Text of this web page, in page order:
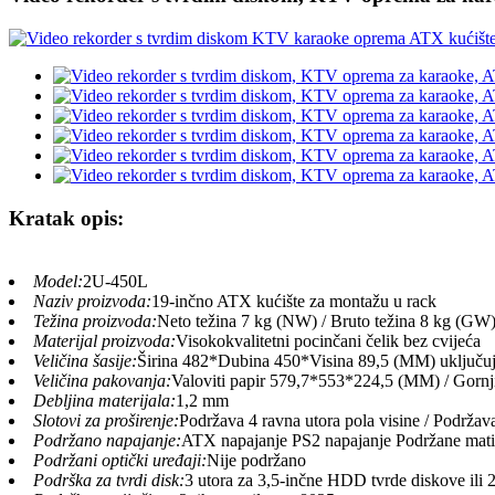
Kratak opis:
Model:2U-450L
Naziv proizvoda:19-inčno ATX kućište za montažu u rack
Težina proizvoda:Neto težina 7 kg (NW) / Bruto težina 8 kg (GW)
Materijal proizvoda:Visokokvalitetni pocinčani čelik bez cvijeća
Veličina šasije:Širina 482*Dubina 450*Visina 89,5 (MM)
Veličina pakovanja:Valoviti papir 579,7*553*224,5 (MM) /
Debljina materijala:1,2 mm
Slotovi za proširenje:Podržava 4 ravna utora pola visine /
Podržano napajanje:ATX napajanje PS2 napajanje Podržane
Podržani optički uređaji:Nije podržano
Podrška za tvrdi disk:3 utora za 3,5-inčne HDD tvrde diskove ili